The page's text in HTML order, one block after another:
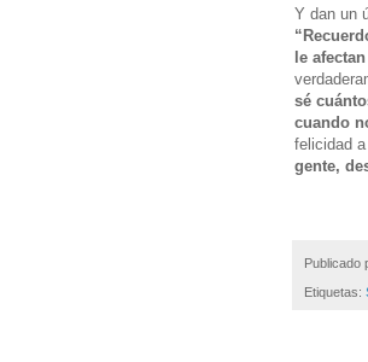
Y dan un
le
sé
cuando
felicidad
gente,
Publicado
Etiquetas: